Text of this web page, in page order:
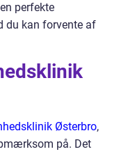
perfekte
du kan forvente af
Østerbro,
på. Det